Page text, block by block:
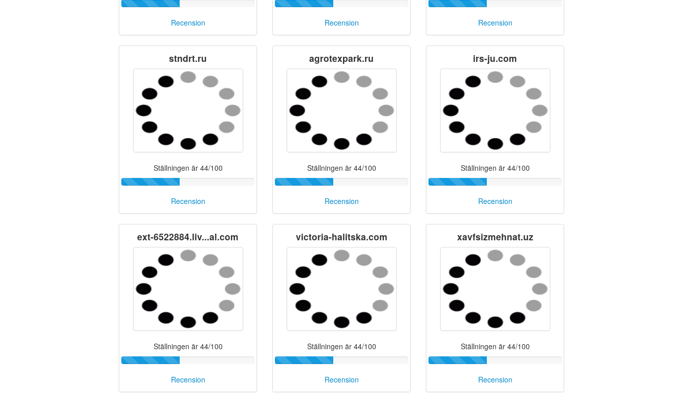
Recension Recension Recension
stndrt.ru
Ställningen är 44/100
Recension
agrotexpark.ru
Ställningen är 44/100
Recension
irs-ju.com
Ställningen är 44/100
Recension
ext-6522884.liv...al.com
Ställningen är 44/100
Recension
victoria-halitska.com
Ställningen är 44/100
Recension
xavfsizmehnat.uz
Ställningen är 44/100
Recension